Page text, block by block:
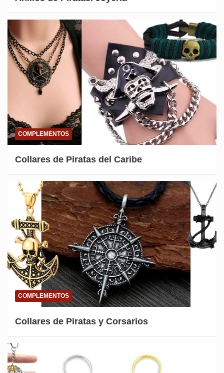
COMPLEMENTOS
Collares de Piratas del Caribe
COMPLEMENTOS
Collares de Piratas y Corsarios